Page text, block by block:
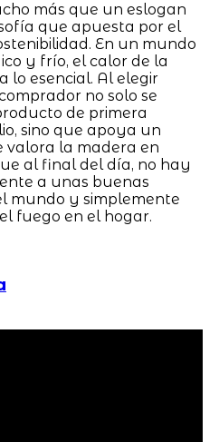
más que un eslogan
que apuesta por el
En un mundo
y frío, el calor de la
lo esencial. Al elegir
no solo se
de primera
sino que apoya un
valora la madera en
al final del día, no hay
a unas buenas
mundo y simplemente
fuego en el hogar.